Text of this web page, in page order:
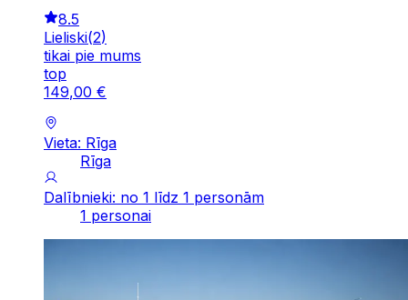
8.5
Lieliski(2)
tikai pie mums
top
149,00 €
Vieta: Rīga
Rīga
Dalībnieki: no 1 līdz 1 personām
1 personai